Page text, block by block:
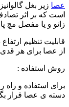
عصا زیر بغل
است که بر اثر
زانو و یا مفصل مچ
قابلیت تنظیم
از عصا برای هر قدی
روش استفاده :
برای استفاده و
دسته ی عصا قرار